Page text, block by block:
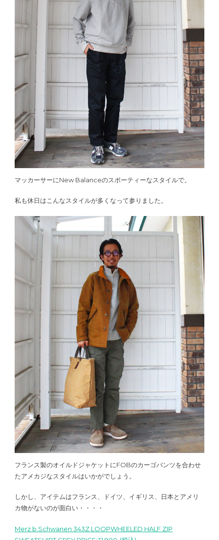
マッカーサーにNew Balanceのスポーティーなスタイルで。
私も休日はこんなスタイルが多くなって参りました。
フランス製のオイルドジャケットにFOBのカーゴパンツを合わせ
たアメカジなスタイルはいかがでしょう。
しかし、アイテムはフランス、ドイツ、イギリス、日本とアメリ
カ物がないのが面白い・・・・
Merz b.Schwanen 343Z LOOPWHEELED HALF ZIP